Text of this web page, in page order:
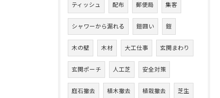
ティッシュ 配布 郵便局 集客
シャワーから漏れる 鎧囲い 鎧
木の壁 木材 大工仕事 玄関まわり
玄関ポーチ 人工芝 安全対策
庭石撤去 植木撤去 植栽撤去 芝生